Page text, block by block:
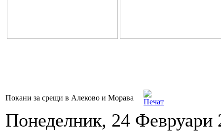
Покани за срещи в Алеково и Морава
Понеделник, 24 Февруари